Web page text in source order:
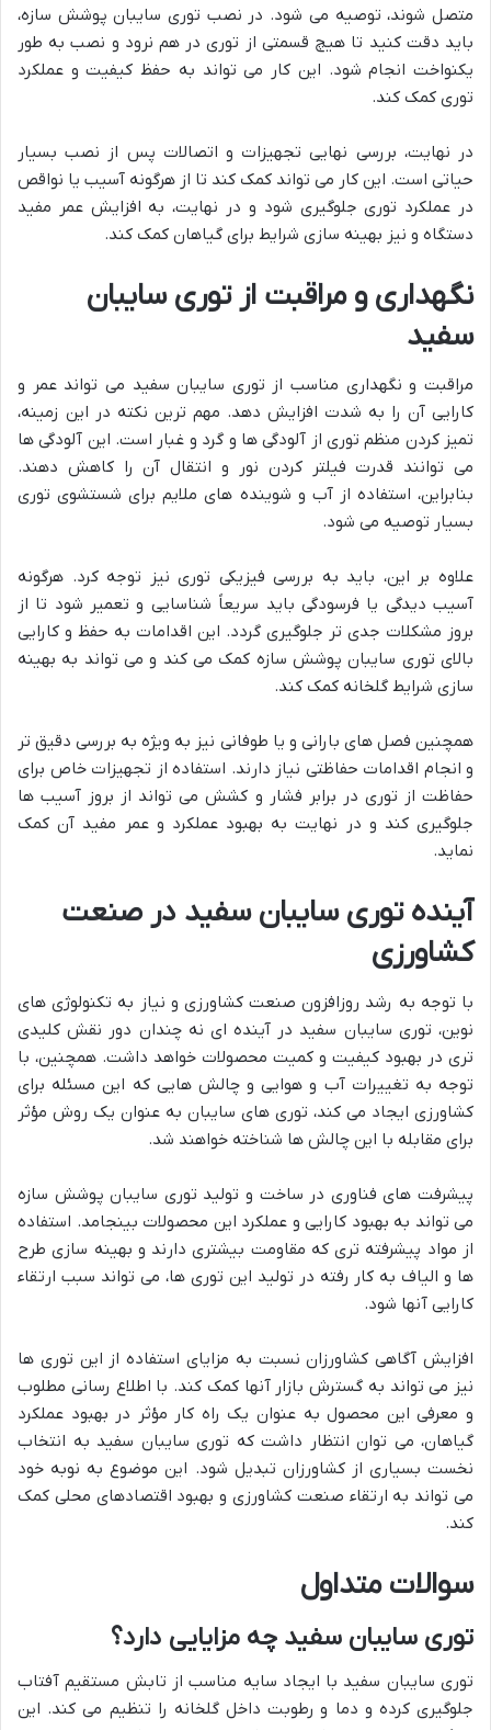
متصل شوند، توصیه می شود. در نصب توری سایبان پوشش سازه،
باید دقت کنید تا هیچ قسمتی از توری در هم نرود و نصب به طور
یکنواخت انجام شود. این کار می تواند به حفظ کیفیت و عملکرد
توری کمک کند.
در نهایت، بررسی نهایی تجهیزات و اتصالات پس از نصب بسیار
حیاتی است. این کار می تواند کمک کند تا از هرگونه آسیب یا نواقص
در عملکرد توری جلوگیری شود و در نهایت، به افزایش عمر مفید
دستگاه و نیز بهینه سازی شرایط برای گیاهان کمک کند.
نگهداری و مراقبت از توری سایبان
سفید
مراقبت و نگهداری مناسب از توری سایبان سفید می تواند عمر و
کارایی آن را به شدت افزایش دهد. مهم ترین نکته در این زمینه،
تمیز کردن منظم توری از آلودگی ها و گرد و غبار است. این آلودگی ها
می توانند قدرت فیلتر کردن نور و انتقال آن را کاهش دهند.
بنابراین، استفاده از آب و شوینده های ملایم برای شستشوی توری
بسیار توصیه می شود.
علاوه بر این، باید به بررسی فیزیکی توری نیز توجه کرد. هرگونه
آسیب دیدگی یا فرسودگی باید سریعاً شناسایی و تعمیر شود تا از
بروز مشکلات جدی تر جلوگیری گردد. این اقدامات به حفظ و کارایی
بالای توری سایبان پوشش سازه کمک می کند و می تواند به بهینه
سازی شرایط گلخانه کمک کند.
همچنین فصل های بارانی و یا طوفانی نیز به ویژه به بررسی دقیق تر
و انجام اقدامات حفاظتی نیاز دارند. استفاده از تجهیزات خاص برای
حفاظت از توری در برابر فشار و کشش می تواند از بروز آسیب ها
جلوگیری کند و در نهایت به بهبود عملکرد و عمر مفید آن کمک
نماید.
آینده توری سایبان سفید در صنعت
کشاورزی
با توجه به رشد روزافزون صنعت کشاورزی و نیاز به تکنولوژی های
نوین، توری سایبان سفید در آینده ای نه چندان دور نقش کلیدی
تری در بهبود کیفیت و کمیت محصولات خواهد داشت. همچنین، با
توجه به تغییرات آب و هوایی و چالش هایی که این مسئله برای
کشاورزی ایجاد می کند، توری های سایبان به عنوان یک روش مؤثر
برای مقابله با این چالش ها شناخته خواهند شد.
پیشرفت های فناوری در ساخت و تولید توری سایبان پوشش سازه
می تواند به بهبود کارایی و عملکرد این محصولات بینجامد. استفاده
از مواد پیشرفته تری که مقاومت بیشتری دارند و بهینه سازی طرح
ها و الیاف به کار رفته در تولید این توری ها، می تواند سبب ارتقاء
کارایی آنها شود.
افزایش آگاهی کشاورزان نسبت به مزایای استفاده از این توری ها
نیز می تواند به گسترش بازار آنها کمک کند. با اطلاع رسانی مطلوب
و معرفی این محصول به عنوان یک راه کار مؤثر در بهبود عملکرد
گیاهان، می توان انتظار داشت که توری سایبان سفید به انتخاب
نخست بسیاری از کشاورزان تبدیل شود. این موضوع به نوبه خود
می تواند به ارتقاء صنعت کشاورزی و بهبود اقتصادهای محلی کمک
کند.
سوالات متداول
توری سایبان سفید چه مزایایی دارد؟
توری سایبان سفید با ایجاد سایه مناسب از تابش مستقیم آفتاب
جلوگیری کرده و دما و رطوبت داخل گلخانه را تنظیم می کند. این